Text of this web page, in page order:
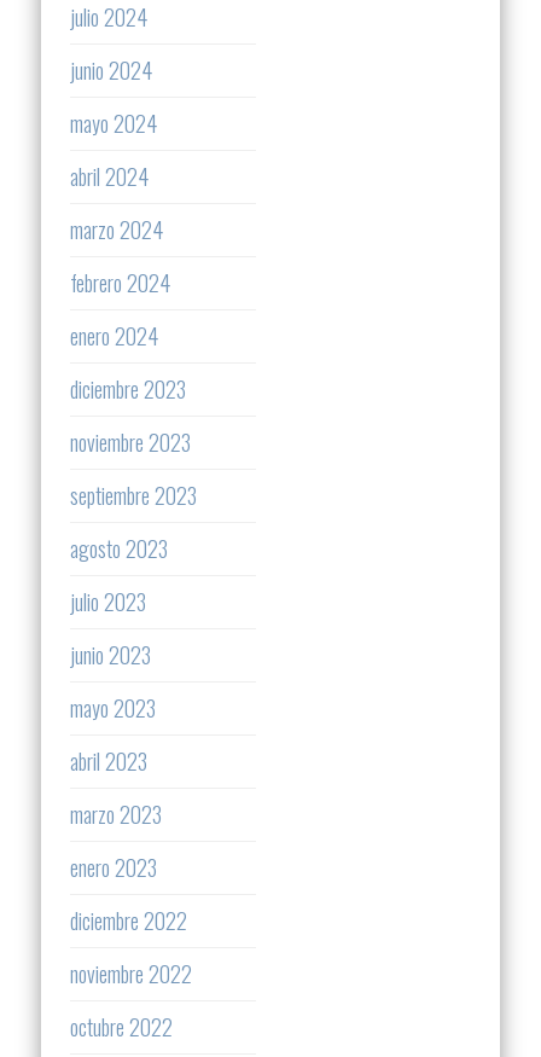
julio 2024
junio 2024
mayo 2024
abril 2024
marzo 2024
febrero 2024
enero 2024
diciembre 2023
noviembre 2023
septiembre 2023
agosto 2023
julio 2023
junio 2023
mayo 2023
abril 2023
marzo 2023
enero 2023
diciembre 2022
noviembre 2022
octubre 2022